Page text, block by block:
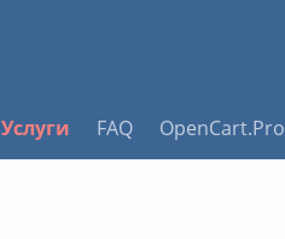
Услуги FAQ OpenCart.Pro